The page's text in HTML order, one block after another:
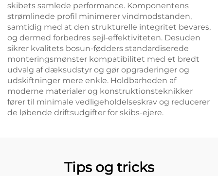
skibets samlede performance. Komponentens
strømlinede profil minimerer vindmodstanden,
samtidig med at den strukturelle integritet bevares,
og dermed forbedres sejl-effektiviteten. Desuden
sikrer kvalitets bosun-fødders standardiserede
monteringsmønster kompatibilitet med et bredt
udvalg af dæksudstyr og gør opgraderinger og
udskiftninger mere enkle. Holdbarheden af
moderne materialer og konstruktionsteknikker
fører til minimale vedligeholdelseskrav og reducerer
de løbende driftsudgifter for skibs-ejere.
Tips og tricks